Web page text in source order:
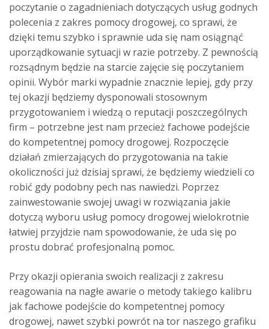
poczytanie o zagadnieniach dotyczących usług godnych
polecenia z zakres pomocy drogowej, co sprawi, że
dzięki temu szybko i sprawnie uda się nam osiągnąć
uporządkowanie sytuacji w razie potrzeby. Z pewnością
rozsądnym będzie na starcie zajęcie się poczytaniem
opinii. Wybór marki wypadnie znacznie lepiej, gdy przy
tej okazji będziemy dysponowali stosownym
przygotowaniem i wiedzą o reputacji poszczególnych
firm – potrzebne jest nam przecież fachowe podejście
do kompetentnej pomocy drogowej. Rozpoczęcie
działań zmierzających do przygotowania na takie
okoliczności już dzisiaj sprawi, że będziemy wiedzieli co
robić gdy podobny pech nas nawiedzi. Poprzez
zainwestowanie swojej uwagi w rozwiązania jakie
dotyczą wyboru usług pomocy drogowej wielokrotnie
łatwiej przyjdzie nam spowodowanie, że uda się po
prostu dobrać profesjonalną pomoc.
Przy okazji opierania swoich realizacji z zakresu
reagowania na nagłe awarie o metody takiego kalibru
jak fachowe podejście do kompetentnej pomocy
drogowej, nawet szybki powrót na tor naszego grafiku